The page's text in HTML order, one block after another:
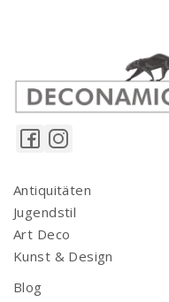
Antiquitäten
Jugendstil
Art Deco
Kunst & Design
Blog